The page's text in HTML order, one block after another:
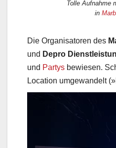
Tolle Aufnahme
in
Die Organisatoren des
und Depro
und Partys bewiesen.
Location umgewandelt (»